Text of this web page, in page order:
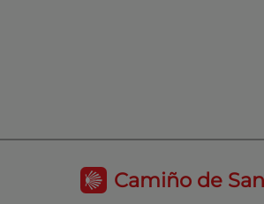
Camiño de